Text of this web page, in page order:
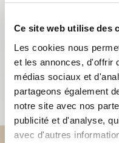
Ce site web utilise des
Les cookies nous
et les annonces, d'offrir
médias sociaux et
partageons également
notre site avec nos
publicité et d'analyse,
avec d'autres